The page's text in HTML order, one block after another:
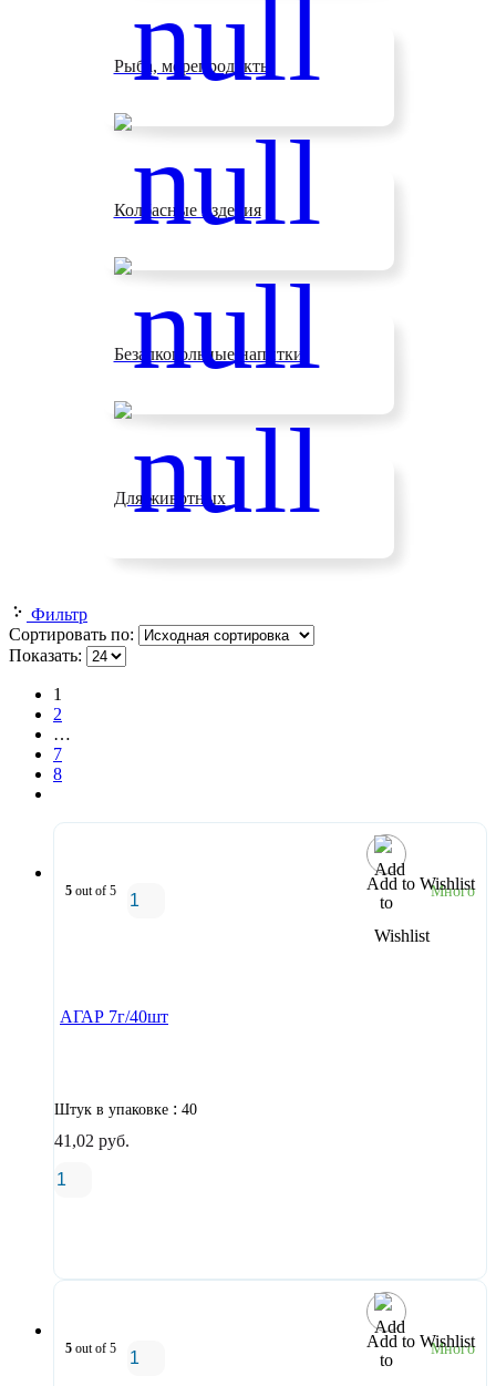
Рыба, морепродукты
Колбасные изделия
Безалкогольные напитки
Для животных
Фильтр
Сортировать по:
Показать:
1
2
…
7
8
Add to Wishlist
5 out of 5 Много
АГАР 7г/40шт
Штук в упаковке : 40
41,02 руб.
Add to Wishlist
5 out of 5 Много